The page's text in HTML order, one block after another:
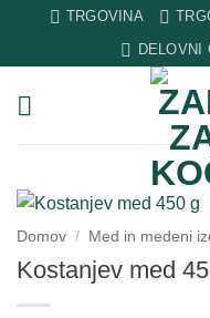
content
TRGOVINA
DELOVNI
Domov / Med in medeni
Kostanjev med